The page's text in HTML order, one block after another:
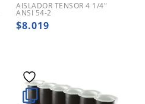
AISLADOR TENSOR 4 1/4″
ANSI 54-2
$8.019